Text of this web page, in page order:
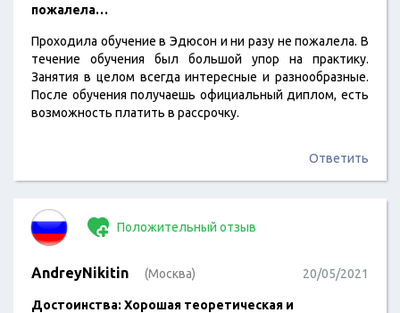
пожалела…
Проходила обучение в Эдюсон и ни разу не пожалела. В
течение обучения был большой упор на практику.
Занятия в целом всегда интересные и разнообразные.
После обучения получаешь официальный диплом, есть
возможность платить в рассрочку.
Ответить
Положительный отзыв
AndreyNikitin (Москва) 20/05/2021
Достоинства: Хорошая теоретическая и